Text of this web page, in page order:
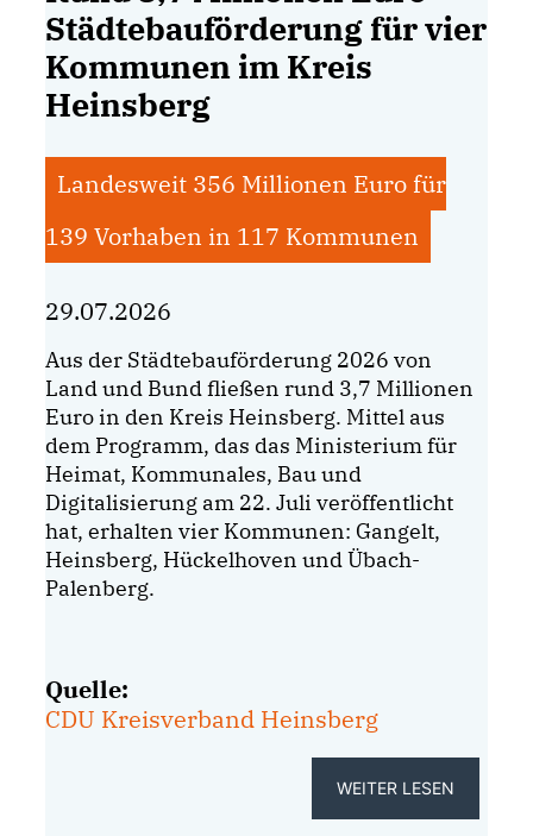
Städtebauförderung für vier
Kommunen im Kreis
Heinsberg
Landesweit 356 Millionen Euro für
139 Vorhaben in 117 Kommunen
29.07.2026
Aus der Städtebauförderung 2026 von
Land und Bund fließen rund 3,7 Millionen
Euro in den Kreis Heinsberg. Mittel aus
dem Programm, das das Ministerium für
Heimat, Kommunales, Bau und
Digitalisierung am 22. Juli veröffentlicht
hat, erhalten vier Kommunen: Gangelt,
Heinsberg, Hückelhoven und Übach-
Palenberg.
Quelle:
CDU Kreisverband Heinsberg
WEITER LESEN